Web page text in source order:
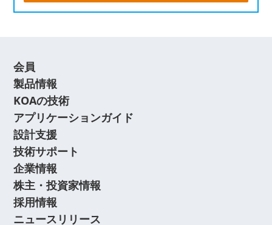
会員
製品情報
KOAの技術
アプリケーションガイド
設計支援
技術サポート
企業情報
株主・投資家情報
採用情報
ニュースリリース